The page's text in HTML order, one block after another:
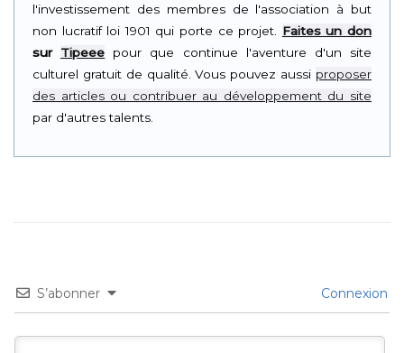
l'investissement des membres de l'association à but
non lucratif loi 1901 qui porte ce projet. Faites un don
sur Tipeee pour que continue l'aventure d'un site
culturel gratuit de qualité. Vous pouvez aussi proposer
des articles ou contribuer au développement du site
par d'autres talents.
S’abonner Connexion